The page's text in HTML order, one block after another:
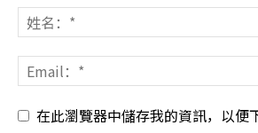
在此瀏覽器中儲存我的資訊，以便